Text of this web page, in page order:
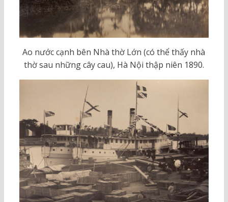
Ao nước cạnh bên Nhà thờ Lớn (có thể thấy nhà
thờ sau những cây cau), Hà Nội thập niên 1890.